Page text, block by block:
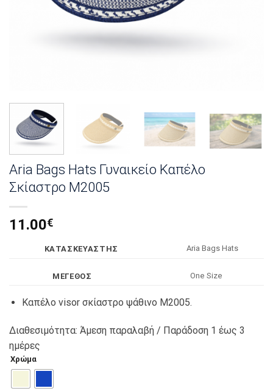
Aria Bags Hats Γυναικείο Καπέλο
Σκίαστρο M2005
11.00€
KΑΤΑΣΚΕΥΑΣΤΗΣ Αria Bags Hats
ΜΕΓΕΘΟΣ One Size
Καπέλο visor σκίαστρο ψάθινο M2005.
Διαθεσιμότητα: Άμεση παραλαβή / Παράδoση 1 έως 3
ημέρες
Χρώμα